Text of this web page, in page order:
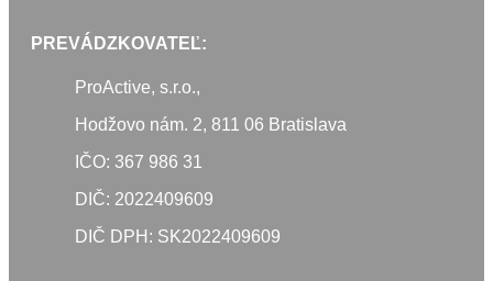
PREVÁDZKOVATEĽ:
ProActive, s.r.o.,
Hodžovo nám. 2, 811 06 Bratislava
IČO: 367 986 31
DIČ: 2022409609
DIČ DPH: SK2022409609